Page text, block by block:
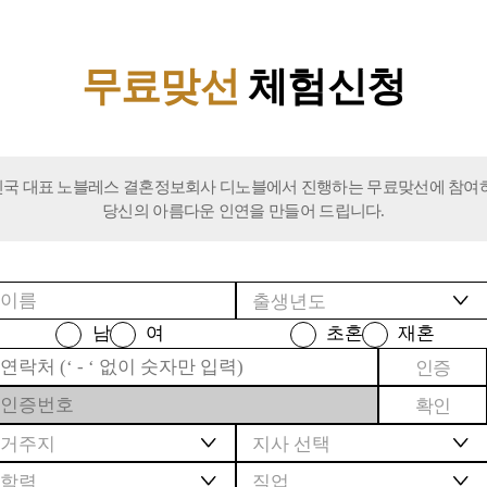
무료맞선체험신청
대표 노블레스 결혼정보회사 디노블에서 진행하는 무료맞선에 참여
당신의 아름다운 인연을 만들어 드립니다.
남 여 초혼
재혼
인증
확인